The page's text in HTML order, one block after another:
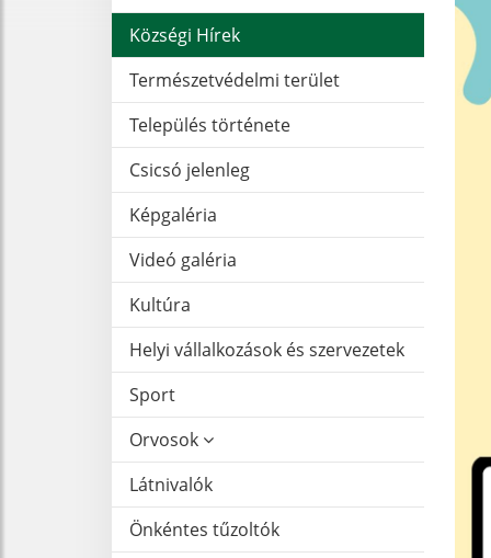
Községi Hírek
Természetvédelmi terület
Település története
Csicsó jelenleg
Képgaléria
Videó galéria
Kultúra
Helyi vállalkozások és szervezetek
Sport
Orvosok
Látnivalók
Önkéntes tűzoltók